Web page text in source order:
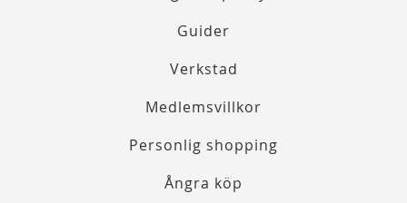
Guider
Verkstad
Medlemsvillkor
Personlig shopping
Ångra köp